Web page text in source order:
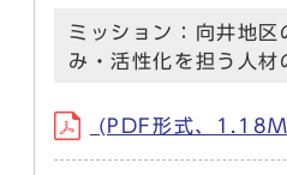
ミッション：向井地区
み・活性化を担う人材
(PDF形式、